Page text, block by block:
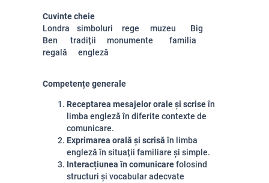
Cuvinte cheie
Londra simboluri rege muzeu Big
Ben tradiții monumente familia
regală engleză
Competențe generale
Receptarea mesajelor orale și scriseîn
limba engleză în diferite contexte de
comunicare.
Exprimarea orală și scrisăîn limba
engleză în situații familiare și simple.
Interacțiunea în comunicarefolosind
structuri și vocabular adecvate